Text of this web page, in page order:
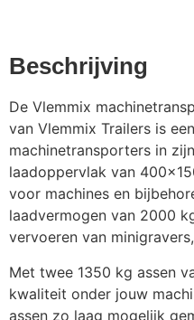
opbergkist
Beschrijving
De Vlemmix
van Vlemmix Trailers is
machinetransporters in
laadoppervlak van
voor machines en
laadvermogen van 2000
vervoeren van
Met twee 1350 kg assen
kwaliteit onder jouw
assen zo laag mogelijk